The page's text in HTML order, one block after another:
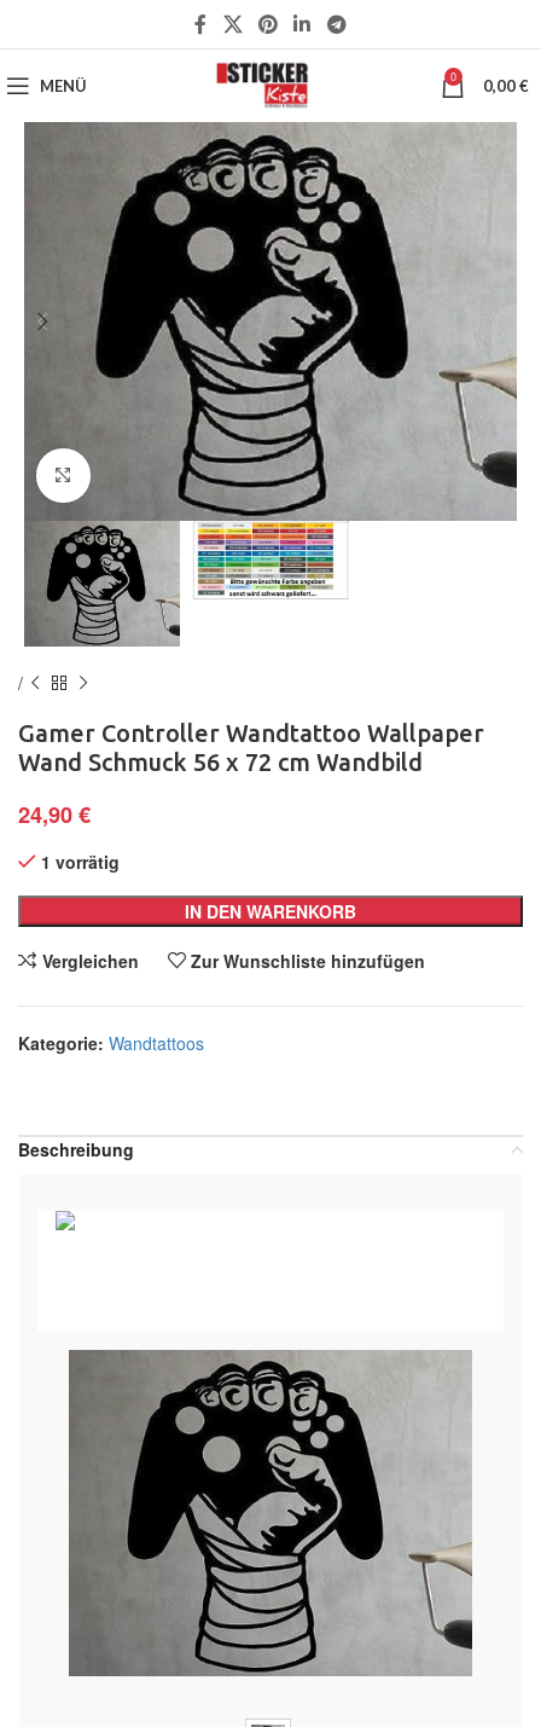
MENÜ 0 0,00€
Klick zum Vergrößern
Gamer Controller Wandtattoo Wallpaper
Wand Schmuck 56 x 72 cm Wandbild
24,90€
1 vorrätig
IN DEN WARENKORB
Vergleichen Zur Wunschliste hinzufügen
Kategorie: Wandtattoos
Beschreibung